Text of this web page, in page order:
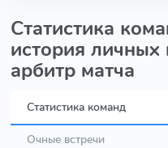
Статистика
история личных
арбитр матча
Статистика команд
Очные встречи